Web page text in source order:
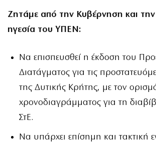
Ζητάμε από την Κυβέρνηση και την
ηγεσία του ΥΠΕΝ:
Να επισπευσθεί η έκδοση του
Διατάγματος για τις
της Δυτικής Κρήτης, με τον
χρονοδιαγράμματος για τη
ΣτΕ.
Να υπάρχει επίσημη και τακτική